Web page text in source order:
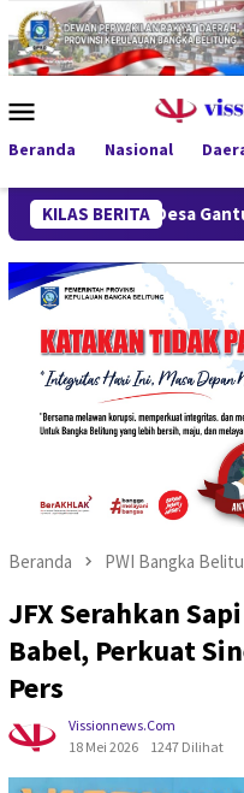
Loncat
ke
konten
Mobile
Beranda Nasional
KILAS BERITA
Desa Gantung Disorot
Beranda PWI Bangka
JFX Serahkan
Babel, Perkuat
Pers
Vissionnews.com
18 Mei 2026
1247 Dilihat